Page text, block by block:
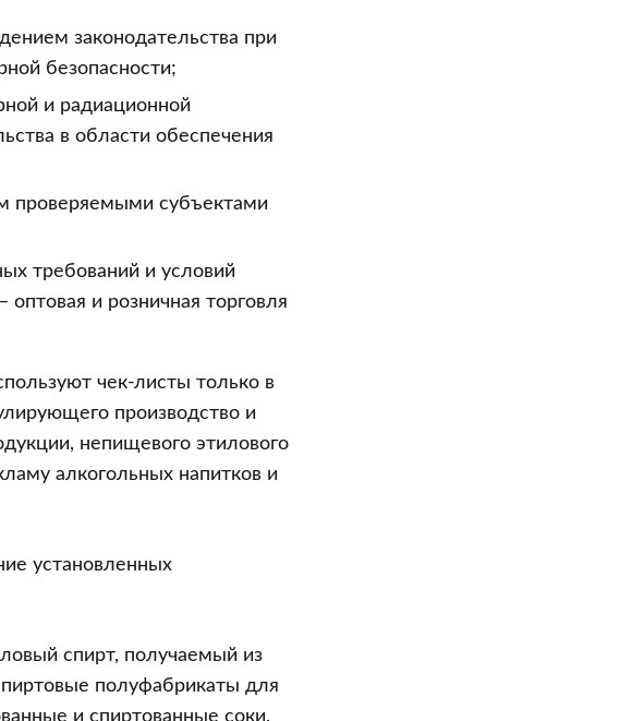
законодательства при
безопасности;
и радиационной
в области обеспечения
проверяемыми субъектами
требований и условий
и розничная торговля
чек-листы только в
производство и
непищевого этилового
алкогольных напитков и
установленных
спирт, получаемый из
полуфабрикаты для
и спиртованные соки,